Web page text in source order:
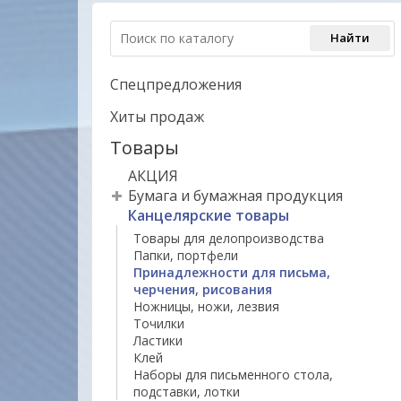
Спецпредложения
Хиты продаж
Товары
АКЦИЯ
Бумага и бумажная продукция
Канцелярские товары
Товары для делопроизводства
Папки, портфели
Принадлежности для письма,
черчения, рисования
Ножницы, ножи, лезвия
Точилки
Ластики
Клей
Наборы для письменного стола,
подставки, лотки